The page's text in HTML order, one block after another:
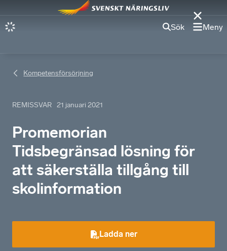
Sök Meny
Kompetensförsörjning
REMISSVAR 21 januari 2021
Promemorian
Tidsbegränsad lösning för
att säkerställa tillgång till
skolinformation
Ladda ner